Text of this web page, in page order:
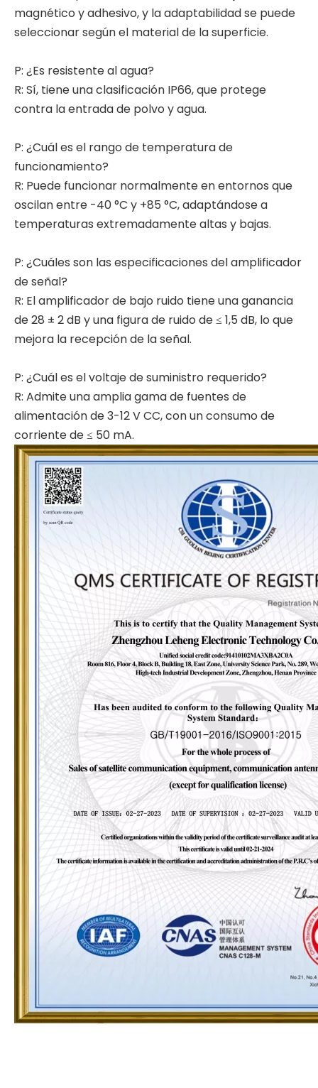
magnético y adhesivo, y la adaptabilidad se puede
seleccionar según el material de la superficie.
P: ¿Es resistente al agua?
R: Sí, tiene una clasificación IP66, que protege
contra la entrada de polvo y agua.
P: ¿Cuál es el rango de temperatura de
funcionamiento?
R: Puede funcionar normalmente en entornos que
oscilan entre -40 °C y +85 °C, adaptándose a
temperaturas extremadamente altas y bajas.
P: ¿Cuáles son las especificaciones del amplificador
de señal?
R: El amplificador de bajo ruido tiene una ganancia
de 28 ± 2 dB y una figura de ruido de ≤ 1,5 dB, lo que
mejora la recepción de la señal.
P: ¿Cuál es el voltaje de suministro requerido?
R: Admite una amplia gama de fuentes de
alimentación de 3-12 V CC, con un consumo de
corriente de ≤ 50 mA.